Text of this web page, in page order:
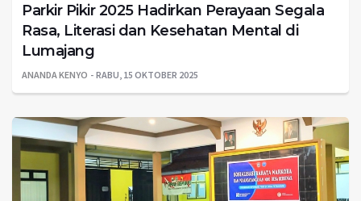
Parkir Pikir 2025 Hadirkan Perayaan Segala
Rasa, Literasi dan Kesehatan Mental di
Lumajang
ANANDA KENYO RABU, 15 OKTOBER 2025